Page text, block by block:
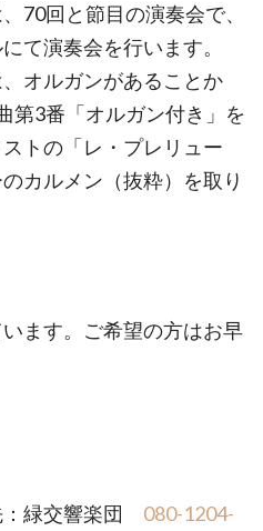
70回と節目の演奏会で、
て演奏会を行います。
オルガンがあることか
第3番「オルガン付き」を
トの「レ・プレリュー
カルメン（抜粋）を取り
ます。ご希望の方はお早
：緑交響楽団 080-1204-